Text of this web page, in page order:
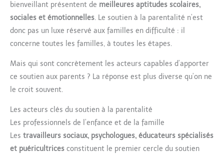
bienveillant présentent de meilleures aptitudes scolaires,
sociales et émotionnelles. Le soutien à la parentalité n’est
donc pas un luxe réservé aux familles en difficulté : il
concerne toutes les familles, à toutes les étapes.
Mais qui sont concrètement les acteurs capables d’apporter
ce soutien aux parents ? La réponse est plus diverse qu’on ne
le croit souvent.
Les acteurs clés du soutien à la parentalité
Les professionnels de l’enfance et de la famille
Les travailleurs sociaux, psychologues, éducateurs spécialisés
et puéricultrices constituent le premier cercle du soutien